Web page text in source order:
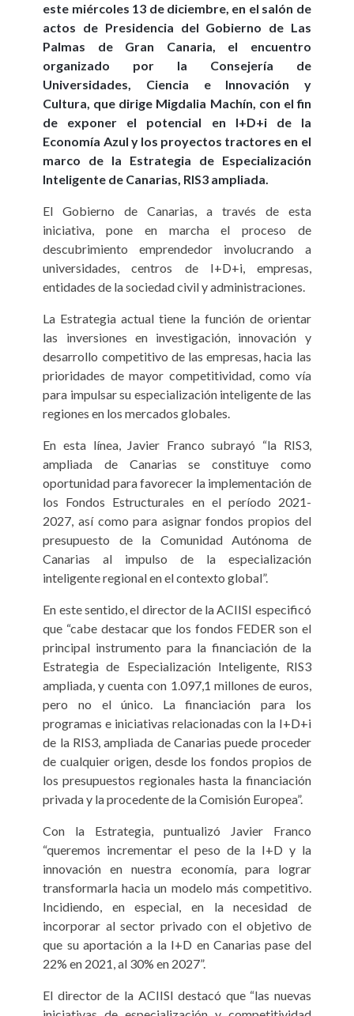
este miércoles 13 de diciembre, en el salón de
actos de Presidencia del Gobierno de Las
Palmas de Gran Canaria, el encuentro
organizado por la Consejería de
Universidades, Ciencia e Innovación y
Cultura, que dirige Migdalia Machín, con el fin
de exponer el potencial en I+D+i de la
Economía Azul y los proyectos tractores en el
marco de la Estrategia de Especialización
Inteligente de Canarias, RIS3 ampliada.
El Gobierno de Canarias, a través de esta
iniciativa, pone en marcha el proceso de
descubrimiento emprendedor involucrando a
universidades, centros de I+D+i, empresas,
entidades de la sociedad civil y administraciones.
La Estrategia actual tiene la función de orientar
las inversiones en investigación, innovación y
desarrollo competitivo de las empresas, hacia las
prioridades de mayor competitividad, como vía
para impulsar su especialización inteligente de las
regiones en los mercados globales.
En esta línea, Javier Franco subrayó “la RIS3,
ampliada de Canarias se constituye como
oportunidad para favorecer la implementación de
los Fondos Estructurales en el período 2021-
2027, así como para asignar fondos propios del
presupuesto de la Comunidad Autónoma de
Canarias al impulso de la especialización
inteligente regional en el contexto global”.
En este sentido, el director de la ACIISI especificó
que “cabe destacar que los fondos FEDER son el
principal instrumento para la financiación de la
Estrategia de Especialización Inteligente, RIS3
ampliada, y cuenta con 1.097,1 millones de euros,
pero no el único. La financiación para los
programas e iniciativas relacionadas con la I+D+i
de la RIS3, ampliada de Canarias puede proceder
de cualquier origen, desde los fondos propios de
los presupuestos regionales hasta la financiación
privada y la procedente de la Comisión Europea”.
Con la Estrategia, puntualizó Javier Franco
“queremos incrementar el peso de la I+D y la
innovación en nuestra economía, para lograr
transformarla hacia un modelo más competitivo.
Incidiendo, en especial, en la necesidad de
incorporar al sector privado con el objetivo de
que su aportación a la I+D en Canarias pase del
22% en 2021, al 30% en 2027”.
El director de la ACIISI destacó que “las nuevas